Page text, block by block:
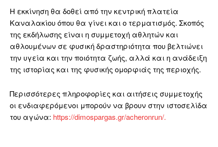
Η εκκίνηση θα δοθεί από την κεντρική πλατεία
Καναλακίου όπου θα γίνει και ο τερματισμός. Σκοπός
της εκδήλωσης είναι η συμμετοχή αθλητών και
αθλουμένων σε φυσική δραστηριότητα που βελτιώνει
την υγεία και την ποιότητα ζωής, αλλά και η ανάδειξη
της ιστορίας και της φυσικής ομορφιάς της περιοχής.
Περισσότερες πληροφορίες και αιτήσεις συμμετοχής
οι ενδιαφερόμενοι μπορούν να βρουν στην ιστοσελίδα
του αγώνα: https://dimospargas.gr/acheronrun/.